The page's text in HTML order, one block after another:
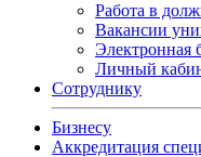
Работа в
Вакансии
Электронная
Личный
Сотруднику
Бизнесу
Аккредитация